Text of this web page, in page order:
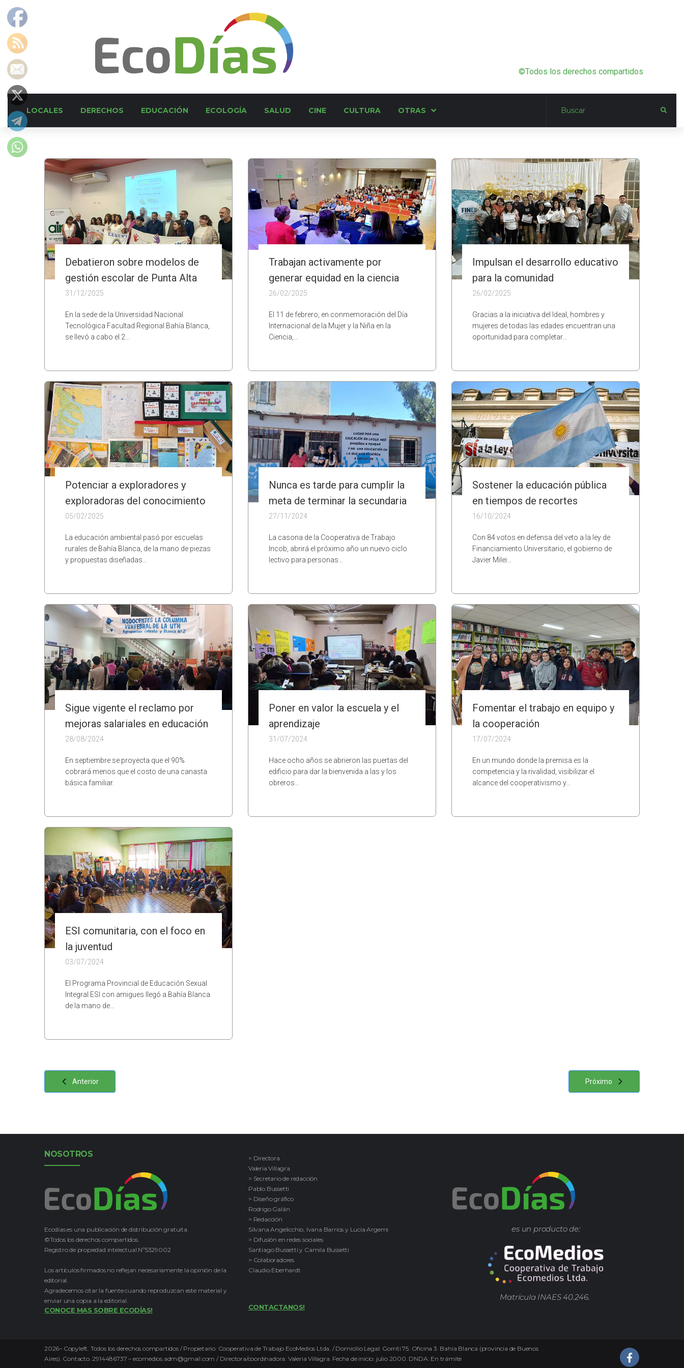
©Todos los derechos compartidos
LOCALES DERECHOS EDUCACIÓN ECOLOGÍA SALUD CINE CULTURA OTRAS
Debatieron sobre modelos de
gestión escolar de Punta Alta
31/12/2025
En la sede de la Universidad Nacional
Tecnológica Facultad Regional Bahía Blanca,
se llevó a cabo el 2…
Trabajan activamente por
generar equidad en la ciencia
26/02/2025
El 11 de febrero, en conmemoración del Día
Internacional de la Mujer y la Niña en la
Ciencia,…
Impulsan el desarrollo educativo
para la comunidad
26/02/2025
Gracias a la iniciativa del Ideal, hombres y
mujeres de todas las edades encuentran una
oportunidad para completar…
Potenciar a exploradores y
exploradoras del conocimiento
05/02/2025
La educación ambiental pasó por escuelas
rurales de Bahía Blanca, de la mano de piezas
y propuestas diseñadas…
Nunca es tarde para cumplir la
meta de terminar la secundaria
27/11/2024
La casona de la Cooperativa de Trabajo
Incob, abrirá el próximo año un nuevo ciclo
lectivo para personas…
Sostener la educación pública
en tiempos de recortes
16/10/2024
Con 84 votos en defensa del veto a la ley de
Financiamiento Universitario, el gobierno de
Javier Milei…
Sigue vigente el reclamo por
mejoras salariales en educación
28/08/2024
En septiembre se proyecta que el 90%
cobrará menos que el costo de una canasta
básica familiar.
Poner en valor la escuela y el
aprendizaje
31/07/2024
Hace ocho años se abrieron las puertas del
edificio para dar la bienvenida a las y los
obreros…
Fomentar el trabajo en equipo y
la cooperación
17/07/2024
En un mundo donde la premisa es la
competencia y la rivalidad, visibilizar el
alcance del cooperativismo y…
ESI comunitaria, con el foco en
la juventud
03/07/2024
El Programa Provincial de Educación Sexual
Integral ESI con amigues llegó a Bahía Blanca
de la mano de…
Anterior Próximo
NOSOTROS
Ecodías es una publicación de distribución gratuita.
©Todos los derechos compartidos.
Registro de propiedad intelectual Nº5329002
Los artículos firmados no reflejan necesariamente la opinión de la
editorial.
Agradecemos citar la fuente cuando reproduzcan este material y
enviar una copia a la editorial.
CONOCE MAS SOBRE ECODÍAS!
> Directora
Valeria Villagra
> Secretario de redacción
Pablo Bussetti
> Diseño gráfico
Rodrigo Galán
> Redacción
Silvana Angelicchio, Ivana Barrios y Lucía Argemi
> Difusión en redes sociales
Santiago Bussetti y Camila Bussetti
> Colaboradores
Claudio Eberhardt
CONTACTANOS!
es un producto de:
Matrícula INAES 40.246.
2026– Copyleft. Todos los derechos compartidos / Propietario: Cooperativa de Trabajo EcoMedios Ltda. / Domicilio Legal: Gorriti 75. Oficina 3. Bahía Blanca (provincia de Buenos
Aires). Contacto. 2914486737 – ecomedios.adm@gmail.com / Directora/coordinadora: Valeria Villagra. Fecha de inicio: julio 2000. DNDA: En trámite